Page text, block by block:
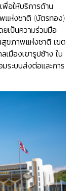
อให้บริการด้าน
แห่งชาติ (บัตรทอง)
เป็นความร่วมมือ
สุขภาพแห่งชาติ เขต
เมืองเขารูปช้าง ใน
ระบบส่งต่อและการ